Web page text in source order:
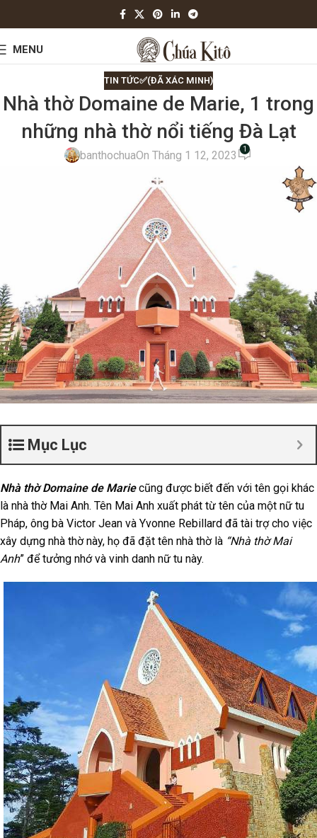
MENU
TIN TỨC✅(ĐÃ XÁC MINH)
Nhà thờ Domaine de Marie, 1 trong
những nhà thờ nổi tiếng Đà Lạt
banthochuaOn Tháng 1 12, 2023 1
Mục Lục
Nhà thờ Domaine de Mariecũng được biết đến với tên gọi khác
là nhà thờ Mai Anh. Tên Mai Anh xuất phát từ tên của một nữ tu
Pháp, ông bà Victor Jean và Yvonne Rebillard đã tài trợ cho việc
xây dựng nhà thờ này, họ đã đặt tên nhà thờ là “Nhà thờ Mai
Anh” để tưởng nhớ và vinh danh nữ tu này.